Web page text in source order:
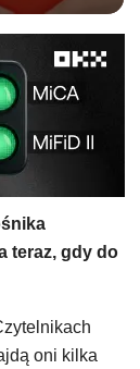
teraz, gdy do
oni kilka